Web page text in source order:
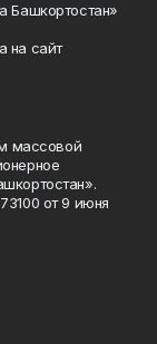
Башкортостан»
на сайт
массовой
от 9 июня